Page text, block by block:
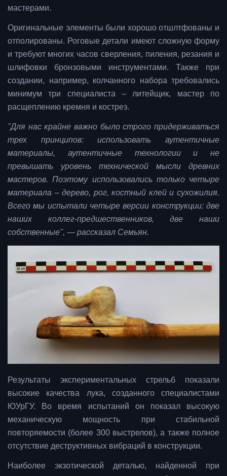
мастерами.
Оригинальные элементы были хорошо отшлтфованы и
отполированы. Роговые детали имеют сложную форму
и требуют многих часов сверления, пиления, резания и
шлифовки бронзовыми инструментами. Также при
создании, например, колчанного набора требовались
минимум три специалиста – литейщик, мастер по
расщеплению кремня и кострез.
"Для нас крайне важно было строго придерживаться
трех принципов: использовать аутентичные
материалы, аутентичные технологии и не
превышать уровень технической мысли древних
мастеров. Поэтому использовались только четыре
материала – дерево, рог, костный клей и сухожилия.
Всего мы испытали четыре версии конструкции: две
наших коллег-предшественников, две наши
собственные", — рассказал Семьян.
Результаты экспериментальных стрельб показали
высокие качества лука, созданного специалистами
ЮУрГУ. Во время испытаний он показал высокую
механическую мощность при стабильной
повторяемости (более 300 выстрелов), а также полное
отсутствие деструктивных вибраций в конструкции.
Наиболее экзотической деталью, найденной при